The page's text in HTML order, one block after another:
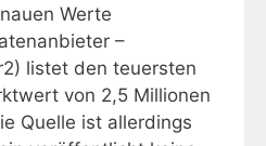
Werte
–
listet den teuersten
von 2,5 Millionen
Quelle ist allerdings